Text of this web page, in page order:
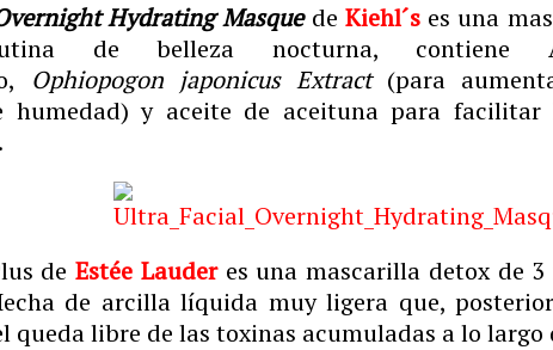
Hydrating Masquede Kiehl´ses una
de belleza nocturna, contiene
Ophiopogon japonicus Extract(para
humedad) y aceite de aceituna para facilitar
deEstée Lauder es una mascarilla detox de
de arcilla líquida muy ligera que,
queda libre de las toxinas acumuladas a lo largo